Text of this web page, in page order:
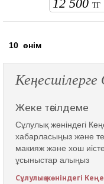
12 500 ТГ
10 өнім
Жеке тәсілдеме
Сұлулық жөніндегі
хабарласыңыз және
макияж және хош
ұсыныстар алыңыз
Сұлулық жөніндегі